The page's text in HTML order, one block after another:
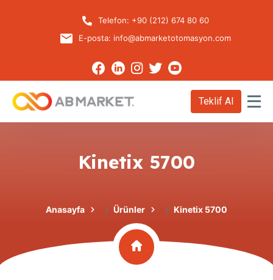
Telefon: +90 (212) 674 80 60
E-posta: info@abmarketotomasyon.com
Teklif Al
Kinetix 5700
Anasayfa Ürünler Kinetix 5700